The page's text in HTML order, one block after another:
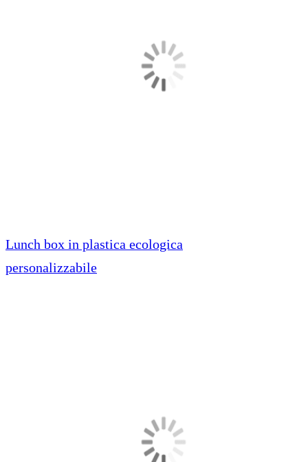
Lunch box in plastica ecologica
personalizzabile